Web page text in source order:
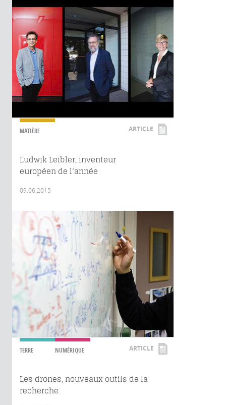
MATIÈRE ARTICLE
Ludwik Leibler, inventeur
européen de l’année
09.06.2015
TERRE NUMÉRIQUE ARTICLE
Les drones, nouveaux outils de la
recherche